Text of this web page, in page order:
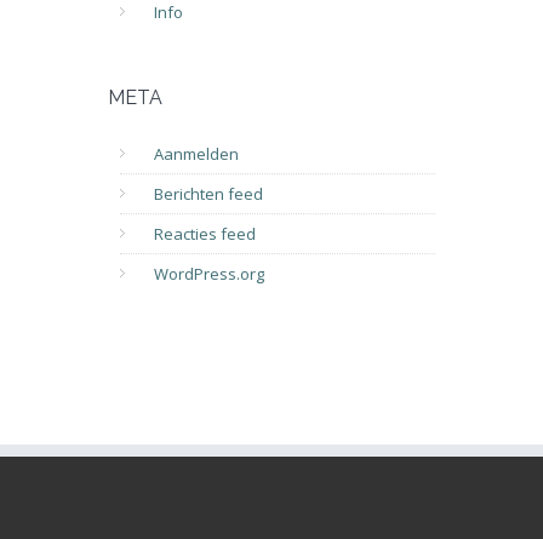
Info
META
Aanmelden
Berichten feed
Reacties feed
WordPress.org